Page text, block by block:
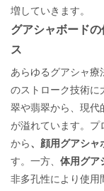
増していきます。
グアシャボード
ス
あらゆるグアシャ療
のストローク技術に
翠や翡翠から、現代​​
が溢れています。プ
から 、顔用グアシャ
す。一方、 体用グア
非多孔性により使用